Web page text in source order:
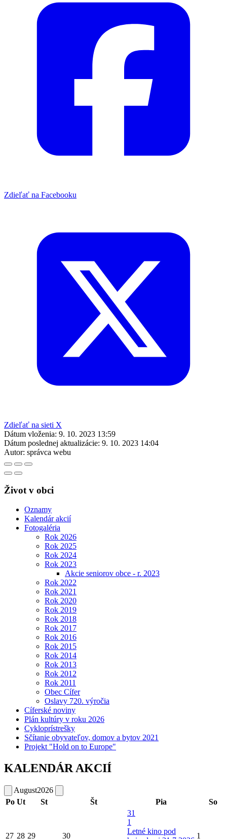
Zdieľať na Facebooku
Zdieľať na sieti X
Dátum vloženia: 9. 10. 2023 13:59
Dátum poslednej aktualizácie: 9. 10. 2023 14:04
Autor: správca webu
Život v obci
Oznamy
Kalendár akcií
Fotogaléria
Rok 2026
Rok 2025
Rok 2024
Rok 2023
Akcie seniorov obce - r. 2023
Rok 2022
Rok 2021
Rok 2020
Rok 2019
Rok 2018
Rok 2017
Rok 2016
Rok 2015
Rok 2014
Rok 2013
Rok 2012
Rok 2011
Obec Cífer
Oslavy 720. výročia
Cíferské noviny
Plán kultúry v roku 2026
Cykloprístrešky
Sčítanie obyvateľov, domov a bytov 2021
Projekt "Hold on to Europe"
KALENDÁR AKCIÍ
August2026
Po Ut St Št Pia So
27 28 29 30
31
1
Letné kino pod
1